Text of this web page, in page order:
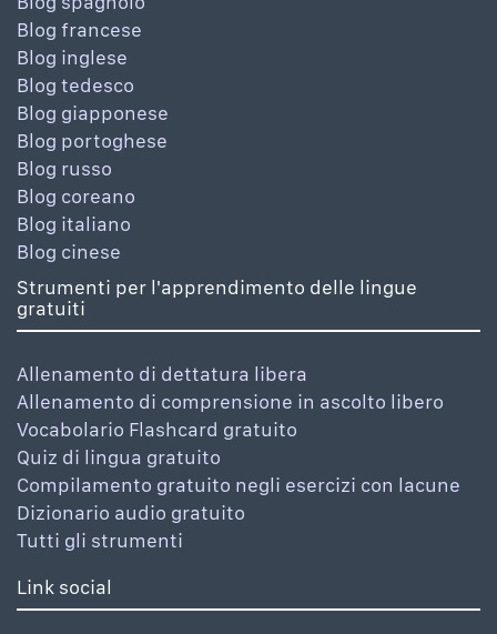
Blog francese
Blog inglese
Blog tedesco
Blog giapponese
Blog portoghese
Blog russo
Blog coreano
Blog italiano
Blog cinese
Strumenti per l'apprendimento delle lingue
gratuiti
Allenamento di dettatura libera
Allenamento di comprensione in ascolto libero
Vocabolario Flashcard gratuito
Quiz di lingua gratuito
Compilamento gratuito negli esercizi con lacune
Dizionario audio gratuito
Tutti gli strumenti
Link social